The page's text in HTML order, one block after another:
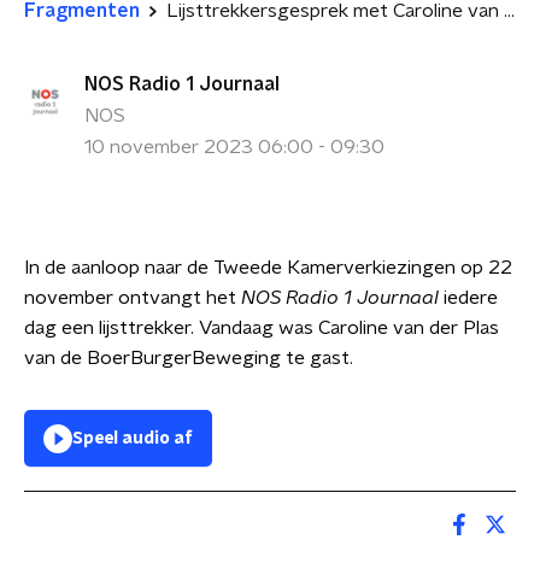
Fragmenten Lijsttrekkersgesprek met Caroline van der Plas (BBB)
NOS Radio 1 Journaal
NOS
10 november 2023 06:00 - 09:30
In de aanloop naar de Tweede Kamerverkiezingen op 22
november ontvangt het NOS Radio 1 Journaal iedere
dag een lijsttrekker. Vandaag was Caroline van der Plas
van de BoerBurgerBeweging te gast.
Speel audio af